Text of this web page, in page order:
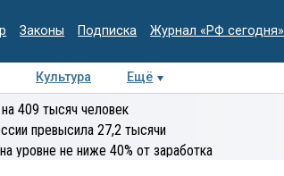
Законы Подписка Журнал «РФ сегодня»
Культура Ещё
Колумнисты
409 тысяч человек
превысила 27,2 тысячи
уровне не ниже 40% от заработка